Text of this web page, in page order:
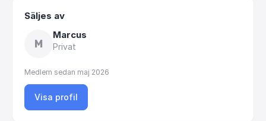
Säljes av
M
Marcus
Privat
Medlem sedan maj 2026
Visa profil